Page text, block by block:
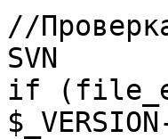
//
SVN
if